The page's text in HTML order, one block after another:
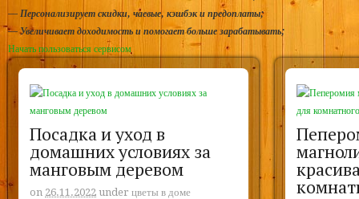
— Персонализирует скидки, чаевые, кэшбэк и предоплаты;
—Увеличивает доходимость и помогает больше зарабатывать;
Начать пользоваться сервисом
Посадка и уход в
домашних условиях за
манговым деревом
on 26.11.2022 underцветы в доме